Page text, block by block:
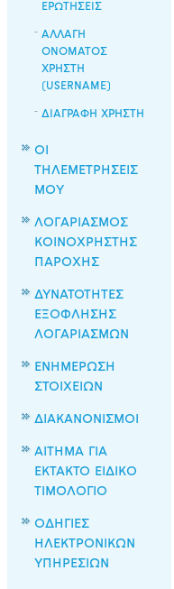
ΕΡΩΤΗΣΕΙΣ
ΑΛΛΑΓΗ
ΟΝΟΜΑΤΟΣ
ΧΡΗΣΤΗ
(USERNAME)
ΔΙΑΓΡΑΦΗ ΧΡΗΣΤΗ
ΟΙ
ΤΗΛΕΜΕΤΡΗΣΕΙΣ
ΜΟΥ
ΛΟΓΑΡΙΑΣΜΟΣ
ΚΟΙΝΟΧΡΗΣΤΗΣ
ΠΑΡΟΧΗΣ
ΔΥΝΑΤΟΤΗΤΕΣ
ΕΞΟΦΛΗΣΗΣ
ΛΟΓΑΡΙΑΣΜΩΝ
ΕΝΗΜΕΡΩΣΗ
ΣΤΟΙΧΕΙΩΝ
ΔΙΑΚΑΝΟΝΙΣΜΟΙ
ΑΙΤΗΜΑ ΓΙΑ
ΕΚΤΑΚΤΟ ΕΙΔΙΚΟ
ΤΙΜΟΛΟΓΙΟ
ΟΔΗΓΙΕΣ
ΗΛΕΚΤΡΟΝΙΚΩΝ
ΥΠΗΡΕΣΙΩΝ